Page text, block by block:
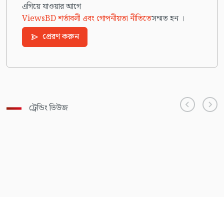
এগিয়ে যাওয়ার আগে
ViewsBD শর্তাবলী এবং গোপনীয়তা নীতিতেসম্মত হন ।
প্রেরণ করুন
ট্রেন্ডিং ভিউজ